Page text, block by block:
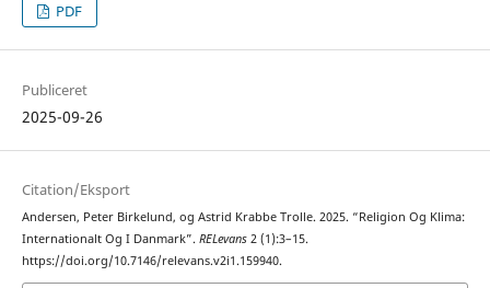
PDF
Publiceret
2025-09-26
Citation/Eksport
Andersen, Peter Birkelund, og Astrid Krabbe Trolle. 2025. “Religion Og Klima:
Internationalt Og I Danmark”. RELevans2 (1):3–15.
https://doi.org/10.7146/relevans.v2i1.159940.